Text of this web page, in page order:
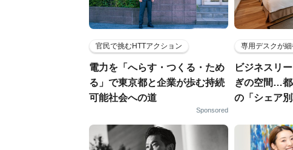
官民で挑むHTTアクション
電力を「へらす・つくる・ため
る」で東京都と企業が歩む持続
可能社会への道
Sponsored
専用デスクが
ビジネスリ
ぎの空間…
の「シェア別